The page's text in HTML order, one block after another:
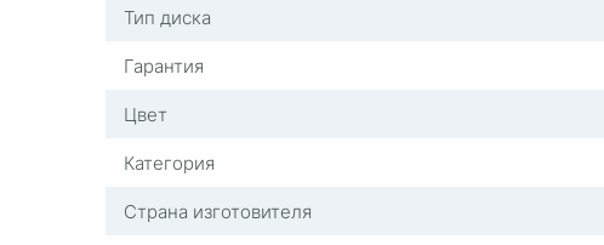
Тип диска
Гарантия
Цвет
Категория
Страна изготовителя